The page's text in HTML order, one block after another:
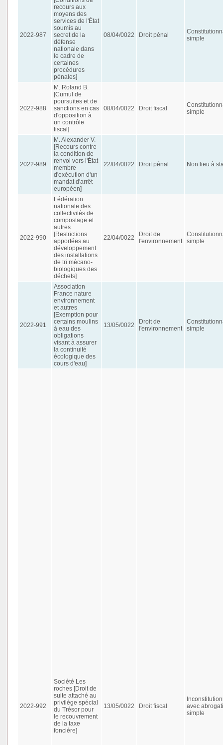
2022-987
recours aux
moyens des
services de l'État
soumis au
secret de la
défense
nationale dans
le cadre de
certaines
procédures
pénales]
08/04/0022 Droit pénal
simple
2022-988
M. Roland B.
[Cumul de
poursuites et de
sanctions en cas
d'opposition à
un contrôle
fiscal]
08/04/0022 Droit fiscal
simple
2022-989
M. Alexander V.
[Recours contre
la condition de
renvoi vers l'État
membre
d'exécution d'un
mandat d'arrêt
européen]
22/04/0022 Droit pénal Non lieu à
2022-990
Fédération
nationale des
collectivités de
compostage et
autres
[Restrictions
apportées au
développement
des installations
de tri mécano-
biologiques des
déchets]
22/04/0022
Droit de
l'environnement
simple
2022-991
Association
France nature
environnement
et autres
[Exemption pour
certains moulins
à eau des
obligations
visant à assurer
la continuité
écologique des
cours d'eau]
13/05/0022
Droit de
l'environnement
simple
2022-992
Société Les
roches [Droit de
suite attaché au
privilège spécial
du Trésor pour
le recouvrement
de la taxe
foncière]
13/05/0022 Droit fiscal
avec
simple